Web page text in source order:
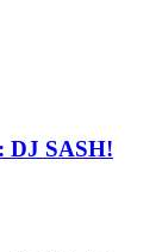
DJ SASH!